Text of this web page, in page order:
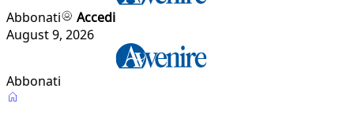
Abbonati
Accedi
August 9, 2026
Abbonati